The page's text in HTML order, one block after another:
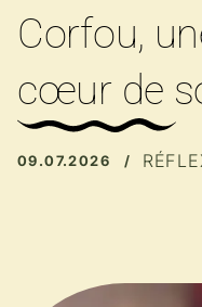
Corfou,
cœur de
09.07.2026 /